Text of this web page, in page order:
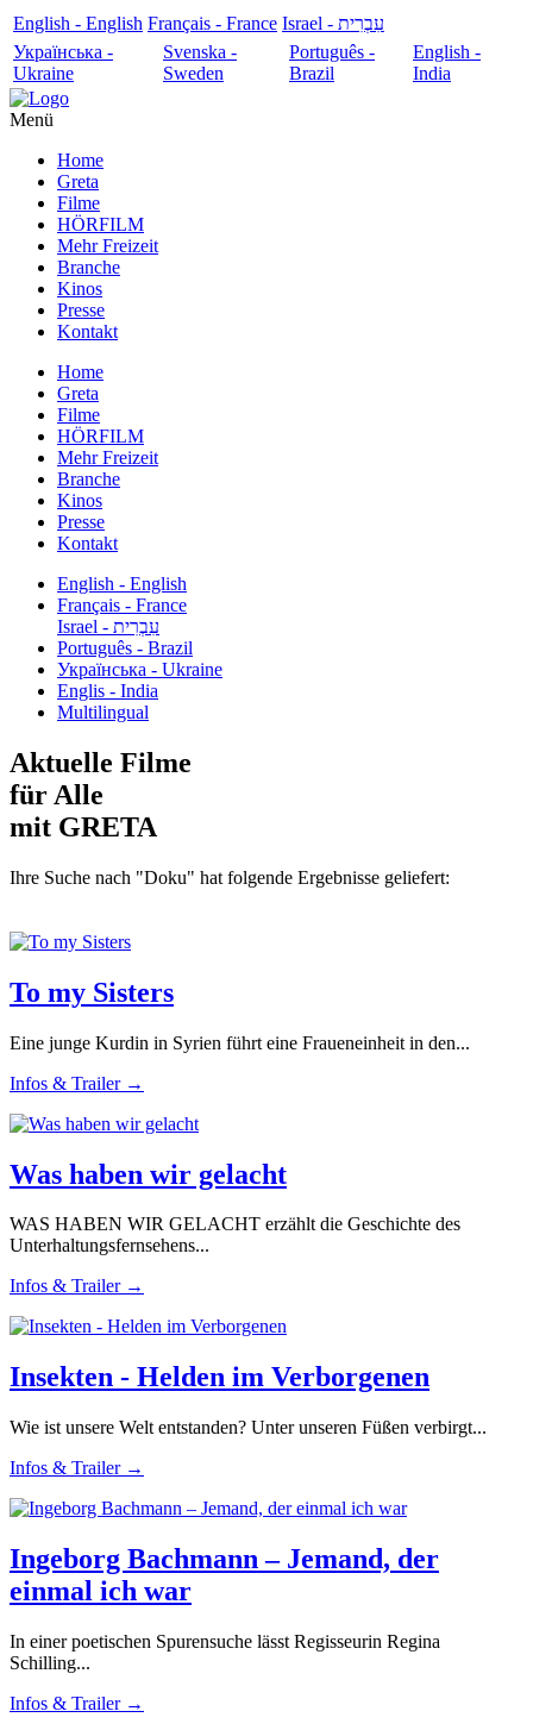
English - English Français - France
עִבְרִית - Israel
Українська -
Ukraine
Svenska -
Sweden
Português -
Brazil
English -
India
Menü
Home
Greta
Filme
HÖRFILM
Mehr Freizeit
Branche
Kinos
Presse
Kontakt
Home
Greta
Filme
HÖRFILM
Mehr Freizeit
Branche
Kinos
Presse
Kontakt
English - English
Français - France
עִבְרִית - Israel
Português - Brazil
Українська - Ukraine
Englis - India
Multilingual
Aktuelle Filme
für Alle
mit GRETA
Ihre Suche nach "Doku" hat folgende Ergebnisse geliefert:
To my Sisters
Eine junge Kurdin in Syrien führt eine Fraueneinheit in den...
Infos & Trailer →
Was haben wir gelacht
WAS HABEN WIR GELACHT erzählt die Geschichte des
Unterhaltungsfernsehens...
Infos & Trailer →
Insekten - Helden im Verborgenen
Wie ist unsere Welt entstanden? Unter unseren Füßen verbirgt...
Infos & Trailer →
Ingeborg Bachmann – Jemand, der
einmal ich war
In einer poetischen Spurensuche lässt Regisseurin Regina
Schilling...
Infos & Trailer →